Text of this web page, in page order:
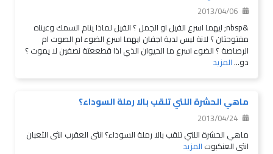
2013/04/06
&nbsp; ايهما اسرع الفيل او الجمل ؟ الفيل لماذا ينام السمك وعيناه
مفتوحتان ؟ لانة ليس لدية اجفان ايهما اسرع الضوء ام الصوت ام
الرصاصة ؟ الضوء اسرع ما الحيوان الذي اذا قطععتة نصفين لا يموت ؟
دو...المزيد
ماهي الحشرة اللتي تلقب بالا رملة السوداء؟
2013/04/24
ماهي الحشرة اللتي تلقب بالا رملة السوداء؟ انثى العقرب انثى الثعبان
انثى العنكبوت المزيد